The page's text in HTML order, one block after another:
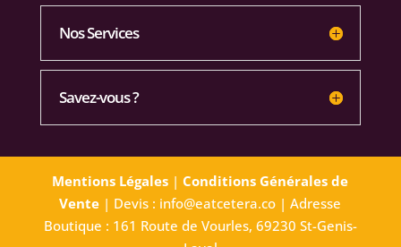
Nos Services
Savez-vous ?
Mentions Légales |Conditions Générales de
Vente | Devis : info@eatcetera.co | Adresse
Boutique : 161 Route de Vourles, 69230 St-Genis-